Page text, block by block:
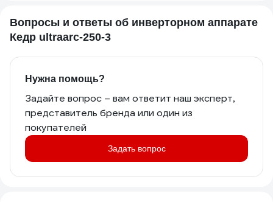
Вопросы и ответы об инверторном аппарате
Кедр ultraarc-250-3
Нужна помощь?
Задайте вопрос – вам ответит наш эксперт,
представитель бренда или один из
покупателей
Задать вопрос